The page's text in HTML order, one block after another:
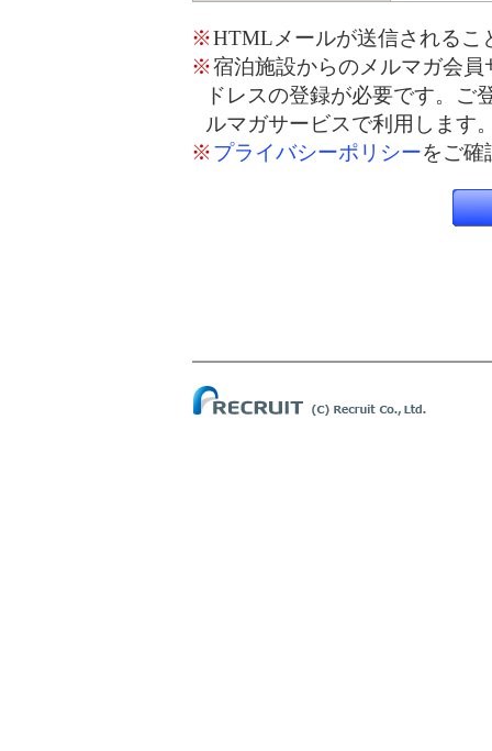
※HTMLメールが送信されるこ
※宿泊施設からのメルマガ会
ドレスの登録が必要です。ご
ルマガサービスで利用します
※プライバシーポリシーをご確